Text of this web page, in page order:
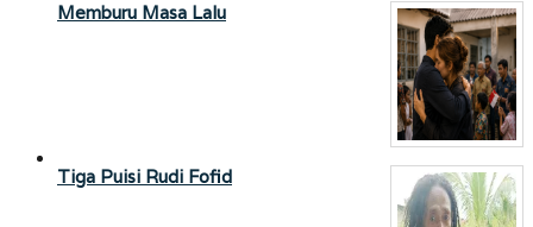
Memburu Masa Lalu
Tiga Puisi Rudi Fofid